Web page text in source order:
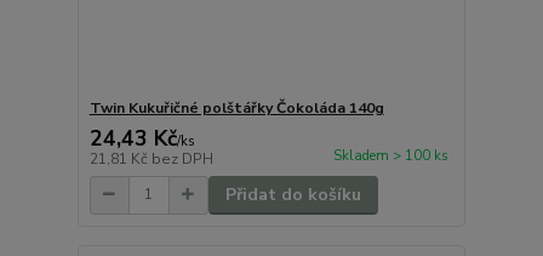
Twin Kukuřičné polštářky Čokoláda 140g
24,43 Kč/ks
21,81 Kč bez DPH Skladem > 100 ks
Přidat do košíku